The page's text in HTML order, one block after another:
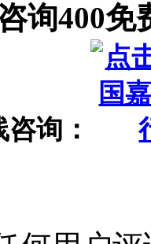
询400免
询：